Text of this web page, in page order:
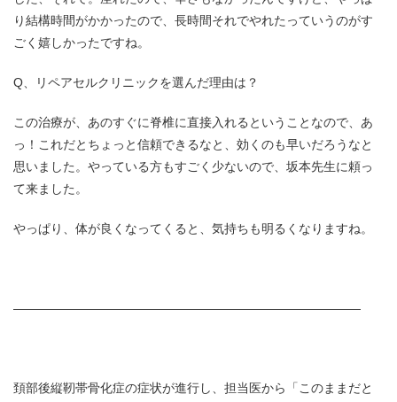
り結構時間がかかったので、⻑時間それでやれたっていうのがす
ごく嬉しかったですね。
Q、リペアセルクリニックを選んだ理由は？
この治療が、あのすぐに脊椎に直接⼊れるということなので、あ
っ！これだとちょっと信頼できるなと、効くのも早いだろうなと
思いました。やっている⽅もすごく少ないので、坂本先⽣に頼っ
て来ました。
やっぱり、体が良くなってくると、気持ちも明るくなりますね。
――――――――――――――――――――――――――――
頚部後縦靭帯骨化症の症状が進行し、担当医から「このままだと